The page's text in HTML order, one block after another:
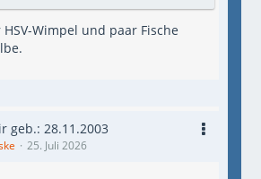
Wimpel und paar Fische
geb.: 28.11.2003
25. Juli 2026